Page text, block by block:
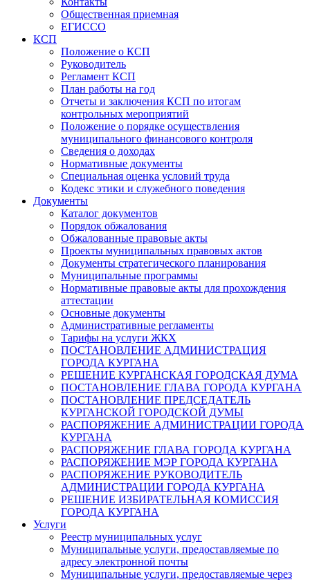
Общественная приемная
ЕГИССО
КСП
Положение о КСП
Руководитель
Регламент КСП
План работы на год
Отчеты и заключения КСП по итогам
контрольных мероприятий
Положение о порядке осуществления
муниципального финансового контроля
Сведения о доходах
Нормативные документы
Специальная оценка условий труда
Кодекс этики и служебного поведения
Документы
Каталог документов
Порядок обжалования
Обжалованные правовые акты
Проекты муниципальных правовых актов
Документы стратегического планирования
Муниципальные программы
Нормативные правовые акты для прохождения
аттестации
Основные документы
Административные регламенты
Тарифы на услуги ЖКХ
ПОСТАНОВЛЕНИЕ АДМИНИСТРАЦИЯ
ГОРОДА КУРГАНА
РЕШЕНИЕ КУРГАНСКАЯ ГОРОДСКАЯ ДУМА
ПОСТАНОВЛЕНИЕ ГЛАВА ГОРОДА КУРГАНА
ПОСТАНОВЛЕНИЕ ПРЕДСЕДАТЕЛЬ
КУРГАНСКОЙ ГОРОДСКОЙ ДУМЫ
РАСПОРЯЖЕНИЕ АДМИНИСТРАЦИИ ГОРОДА
КУРГАНА
РАСПОРЯЖЕНИЕ ГЛАВА ГОРОДА КУРГАНА
РАСПОРЯЖЕНИЕ МЭР ГОРОДА КУРГАНА
РАСПОРЯЖЕНИЕ РУКОВОДИТЕЛЬ
АДМИНИСТРАЦИИ ГОРОДА КУРГАНА
РЕШЕНИЕ ИЗБИРАТЕЛЬНАЯ КОМИССИЯ
ГОРОДА КУРГАНА
Услуги
Реестр муниципальных услуг
Муниципальные услуги, предоставляемые по
адресу электронной почты
Муниципальные услуги, предоставляемые через